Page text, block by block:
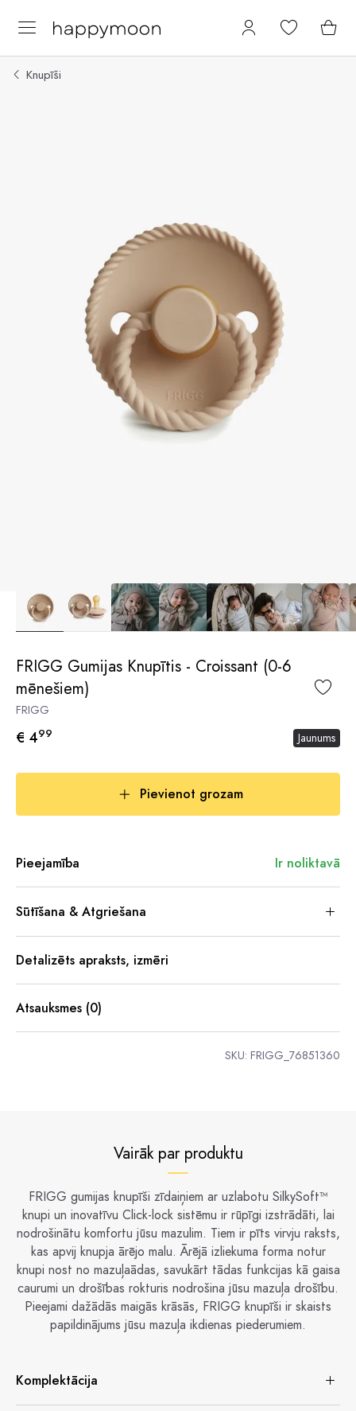
Knupīši
FRIGG Gumijas Knupītis - Croissant (0-6
mēnešiem)
FRIGG
€ 499 Jaunums
Pievienot grozam
Pieejamība Ir noliktavā
Sūtīšana & Atgriešana
Detalizēts apraksts, izmēri
Atsauksmes (0)
SKU: FRIGG_76851360
Vairāk par produktu
FRIGG gumijas knupīši zīdaiņiem ar uzlabotu SilkySoft™
knupi un inovatīvu Click-lock sistēmu ir rūpīgi izstrādāti, lai
nodrošinātu komfortu jūsu mazulim. Tiem ir pīts virvju raksts,
kas apvij knupja ārējo malu. Ārējā izliekuma forma notur
knupi nost no mazuļaādas, savukārt tādas funkcijas kā gaisa
caurumi un drošības rokturis nodrošina jūsu mazuļa drošību.
Pieejami dažādās maigās krāsās, FRIGG knupīši ir skaists
papildinājums jūsu mazuļa ikdienas piederumiem.
Komplektācija